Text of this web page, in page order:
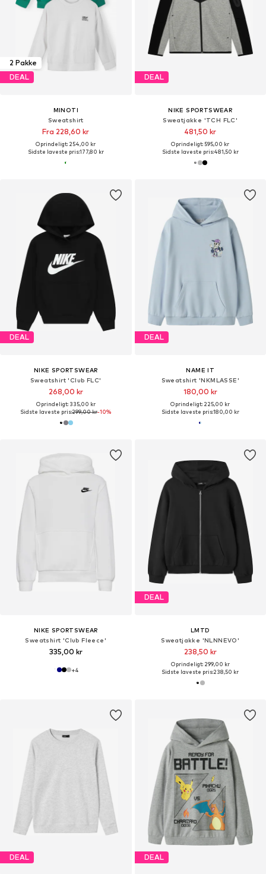
2 Pakke
DEAL
MINOTI
Sweatshirt
Fra 228,60 kr
Oprindeligt: 254,00 kr
Sidste laveste pris:177,80 kr
DEAL
NIKE SPORTSWEAR
Sweatjakke 'TCH FLC'
481,50 kr
Oprindeligt: 595,00 kr
Sidste laveste pris:481,50 kr
DEAL
NIKE SPORTSWEAR
Sweatshirt 'Club FLC'
268,00 kr
Oprindeligt: 335,00 kr
Sidste laveste pris:299,00 kr-10%
DEAL
NAME IT
Sweatshirt 'NKMLASSE'
180,00 kr
Oprindeligt: 225,00 kr
Sidste laveste pris:180,00 kr
NIKE SPORTSWEAR
Sweatshirt 'Club Fleece'
335,00 kr
+4
DEAL
LMTD
Sweatjakke 'NLNNEVO'
238,50 kr
Oprindeligt: 299,00 kr
Sidste laveste pris:238,50 kr
DEAL DEAL